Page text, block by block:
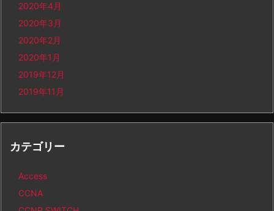
2020年4月
2020年3月
2020年2月
2020年1月
2019年12月
2019年11月
カテゴリー
Access
CCNA